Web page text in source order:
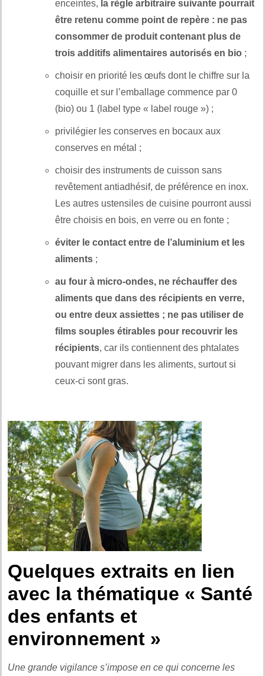
enceintes, la règle arbitraire suivante pourrait
être retenu comme point de repère : ne pas
consommer de produit contenant plus de
trois additifs alimentaires autorisés en bio ;
choisir en priorité les œufs dont le chiffre sur la
coquille et sur l’emballage commence par 0
(bio) ou 1 (label type « label rouge ») ;
privilégier les conserves en bocaux aux
conserves en métal ;
choisir des instruments de cuisson sans
revêtement antiadhésif, de préférence en inox.
Les autres ustensiles de cuisine pourront aussi
être choisis en bois, en verre ou en fonte ;
éviter le contact entre de l’aluminium et les
aliments ;
au four à micro-ondes, ne réchauffer des
aliments que dans des récipients en verre,
ou entre deux assiettes ; ne pas utiliser de
films souples étirables pour recouvrir les
récipients, car ils contiennent des phtalates
pouvant migrer dans les aliments, surtout si
ceux-ci sont gras.
Quelques extraits en lien
avec la thématique « Santé
des enfants et
environnement »
Une grande vigilance s’impose en ce qui concerne les